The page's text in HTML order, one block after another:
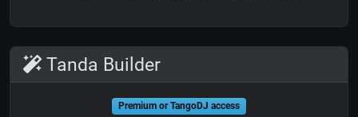
Tanda Builder
Premium or TangoDJ access